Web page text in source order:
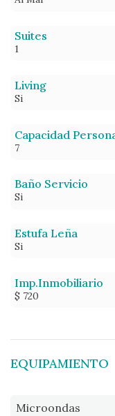
Suites
1
Living
Si
Capacidad
7
Baño Servicio
Si
Estufa Leña
Si
Imp.Inmobiliario
$ 720
EQUIPAMIENTO
Microondas